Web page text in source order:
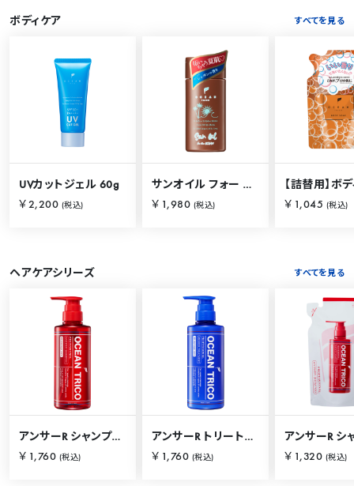
ボディケア すべてを見る
UVカットジェル 60g
￥2,200 (税込)
サンオイル フォー ザ オーシャン 120ml
￥1,980 (税込) ￥1,045 (税込)
ヘアケアシリーズ すべてを見る
アンサーR シャンプー 400mL
￥1,760 (税込)
アンサーR トリートメント 400mL
￥1,760 (税込) ￥1,320 (税込)